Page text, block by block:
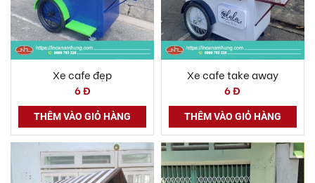
Xe cafe đẹp
6 Đ
THÊM VÀO GIỎ HÀNG
Xe cafe take away
6 Đ
THÊM VÀO GIỎ HÀNG